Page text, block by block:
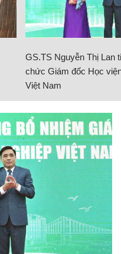
GS.TS Nguyễn Thị Lan
chức Giám đốc Học
Việt Nam